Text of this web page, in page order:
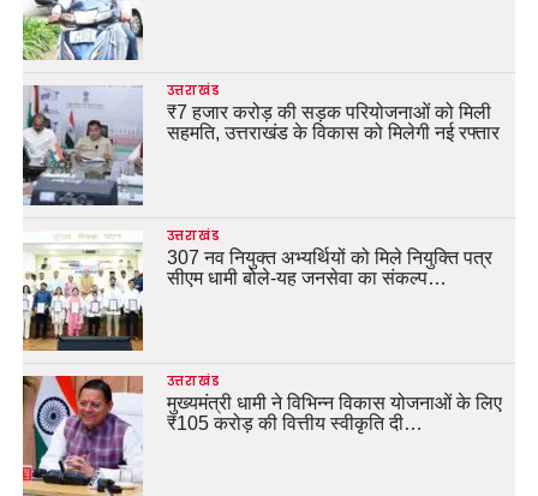
उत्तराखंड
₹7 हजार करोड़ की सड़क परियोजनाओं को मिली
सहमति, उत्तराखंड के विकास को मिलेगी नई रफ्तार
उत्तराखंड
307 नव नियुक्त अभ्यर्थियों को मिले नियुक्ति पत्र
सीएम धामी बोले-यह जनसेवा का संकल्प…
उत्तराखंड
मुख्यमंत्री धामी ने विभिन्न विकास योजनाओं के लिए
₹105 करोड़ की वित्तीय स्वीकृति दी…